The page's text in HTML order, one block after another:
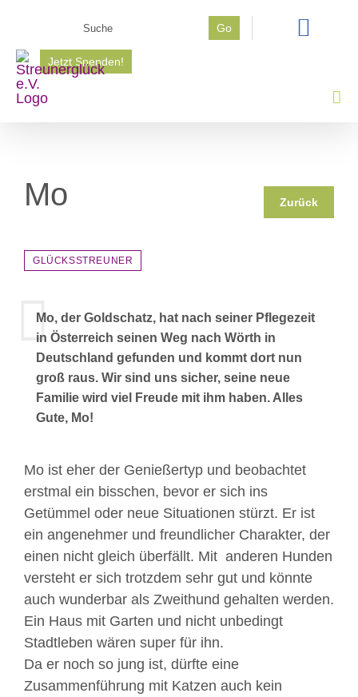
springen
Go
Jetzt Spenden!
Mo Zurück
GLÜCKSSTREUNER
Mo, der Goldschatz, hat nach seiner Pflegezeit
in Österreich seinen Weg nach Wörth in
Deutschland gefunden und kommt dort nun
groß raus. Wir sind uns sicher, seine neue
Familie wird viel Freude mit ihm haben. Alles
Gute, Mo!
Mo ist eher der Genießertyp und beobachtet
erstmal ein bisschen, bevor er sich ins
Getümmel oder neue Situationen stürzt. Er ist
ein angenehmer und freundlicher Charakter, der
einen nicht gleich überfällt. Mit anderen Hunden
versteht er sich trotzdem sehr gut und könnte
auch wunderbar als Zweithund gehalten werden.
Ein Haus mit Garten und nicht unbedingt
Stadtleben wären super für ihn.
Da er noch so jung ist, dürfte eine
Zusammenführung mit Katzen auch kein